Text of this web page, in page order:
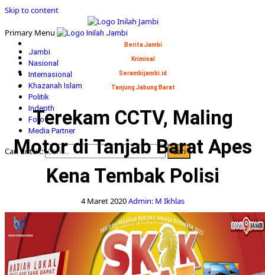
Skip to content
Primary Menu
Jambi
Nasional
Internasional
Khazanah Islam
Politik
Indepth
Foto
Media Partner
Cari untuk:
Berita Jambi
Kriminal
Serambijambi.id
Tanjung Jabung Barat
Terekam CCTV, Maling
Motor di Tanjab Barat Apes
Kena Tembak Polisi
4 Maret 2020Admin: M Ikhlas